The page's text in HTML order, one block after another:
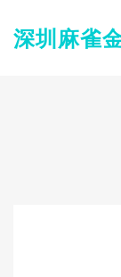
深圳麻雀